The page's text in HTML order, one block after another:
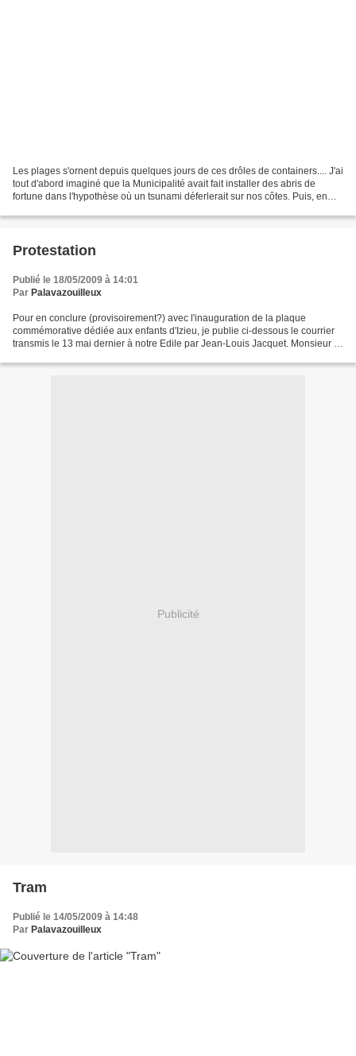
Les plages s'ornent depuis quelques jours de ces drôles de containers.... J'ai
tout d'abord imaginé que la Municipalité avait fait installer des abris de
fortune dans l'hypothèse où un tsunami déferlerait sur nos côtes. Puis, en
Protestation
Publié le 18/05/2009 à 14:01
Par Palavazouilleux
Pour en conclure (provisoirement?) avec l'inauguration de la plaque
commémorative dédiée aux enfants d'Izieu, je publie ci-dessous le courrier
transmis le 13 mai dernier à notre Edile par Jean-Louis Jacquet. Monsieur le
Publicité
Tram
Publié le 14/05/2009 à 14:48
Par Palavazouilleux